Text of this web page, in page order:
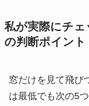
私が実際にチ
の判断ポイント
窓だけを見て飛び
は最低でも次の5